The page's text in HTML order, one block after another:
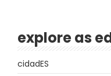
explore as
cidadES